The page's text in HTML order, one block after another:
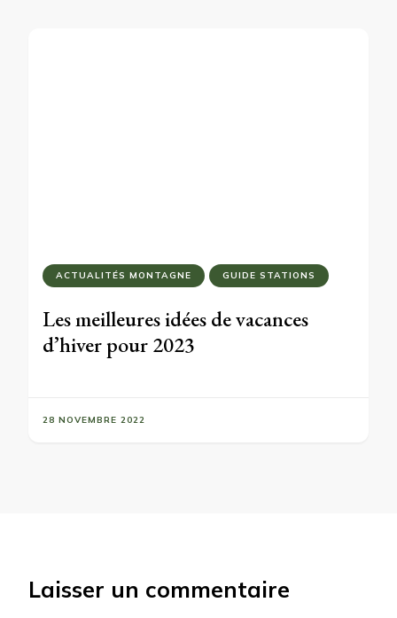
ACTUALITÉS MONTAGNE GUIDE STATIONS
Les meilleures idées de vacances
d’hiver pour 2023
28 NOVEMBRE 2022
Laisser un commentaire